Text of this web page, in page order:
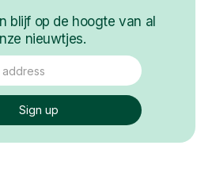
blijf op de hoogte van al
nieuwtjes.